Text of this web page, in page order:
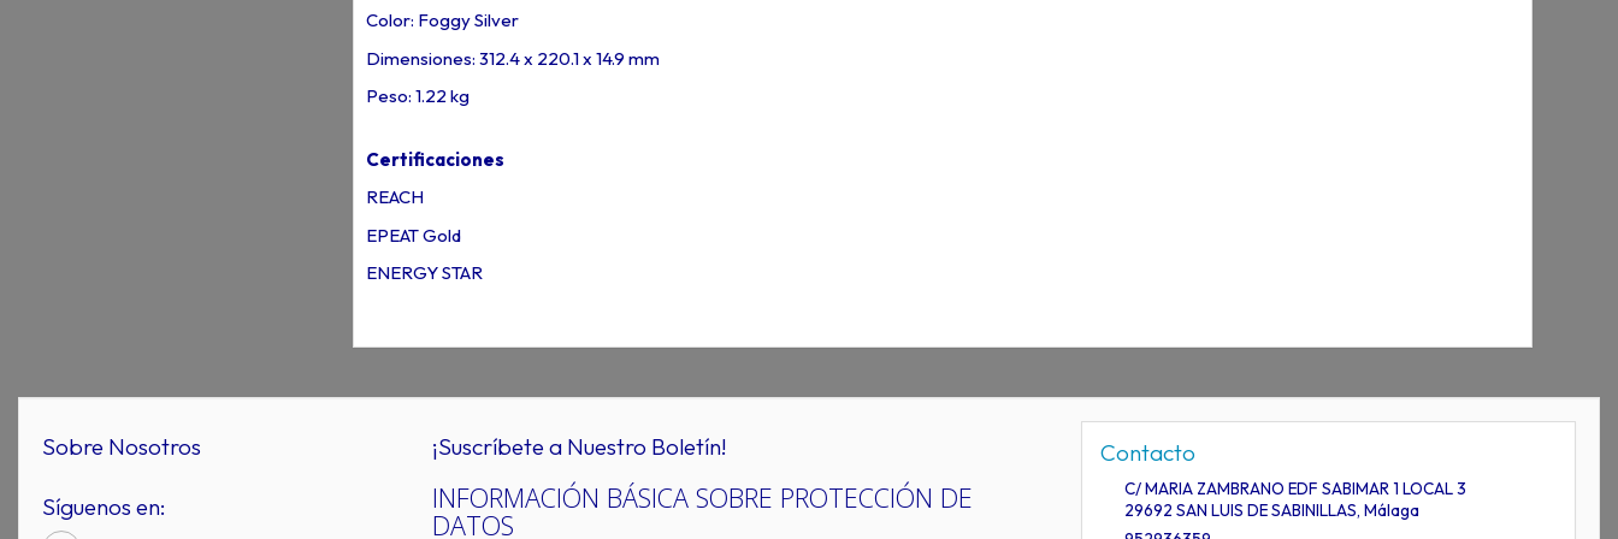
Color: Foggy Silver
Dimensiones: 312.4 x 220.1 x 14.9 mm
Peso: 1.22 kg
Certificaciones
REACH
EPEAT Gold
ENERGY STAR
Sobre Nosotros
Síguenos en:
¡Suscríbete a Nuestro Boletín!
INFORMACIÓN BÁSICA SOBRE PROTECCIÓN DE
DATOS
Contacto
C/ MARIA ZAMBRANO EDF SABIMAR 1 LOCAL 3
29692 SAN LUIS DE SABINILLAS, Málaga